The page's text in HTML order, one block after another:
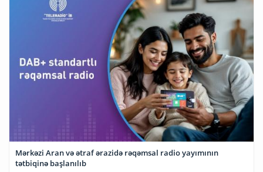
Mərkəzi Aran və ətraf ərazidə rəqəmsal radio yayımının
tətbiqinə başlanılıb